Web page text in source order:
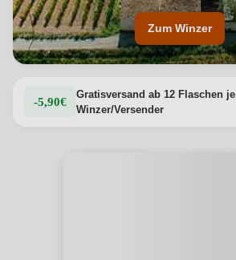
Zum Winzer
-5,90€
Gratisversand ab 12 Flaschen je
Winzer/Versender